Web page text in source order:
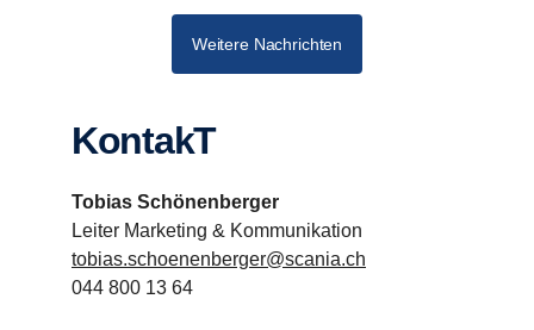
Weitere Nachrichten
KontakT
Tobias Schönenberger
Leiter Marketing & Kommunikation
tobias.schoenenberger@scania.ch
044 800 13 64